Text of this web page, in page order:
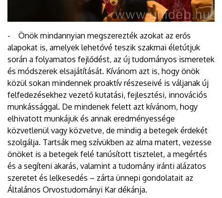
- Önök mindannyian megszerezték azokat az erős
alapokat is, amelyek lehetővé teszik szakmai életútjuk
során a folyamatos fejlődést, az új tudományos ismeretek
és módszerek elsajátítását. Kívánom azt is, hogy önök
közül sokan mindennek proaktív részeseivé is váljanak új
felfedezésekhez vezető kutatási, fejlesztési, innovációs
munkássággal. De mindenek felett azt kívánom, hogy
elhivatott munkájuk és annak eredményessége
közvetlenül vagy közvetve, de mindig a betegek érdekét
szolgálja. Tartsák meg szívükben az alma matert, vezesse
önöket is a betegek felé tanúsított tisztelet, a megértés
és a segíteni akarás, valamint a tudomány iránti alázatos
szeretet és lelkesedés – zárta ünnepi gondolatait az
Általános Orvostudományi Kar dékánja.